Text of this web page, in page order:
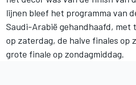
lijnen bleef het programma van
Saudi-Arabië gehandhaafd, met
op zaterdag, de halve finales op
grote finale op zondagmiddag.